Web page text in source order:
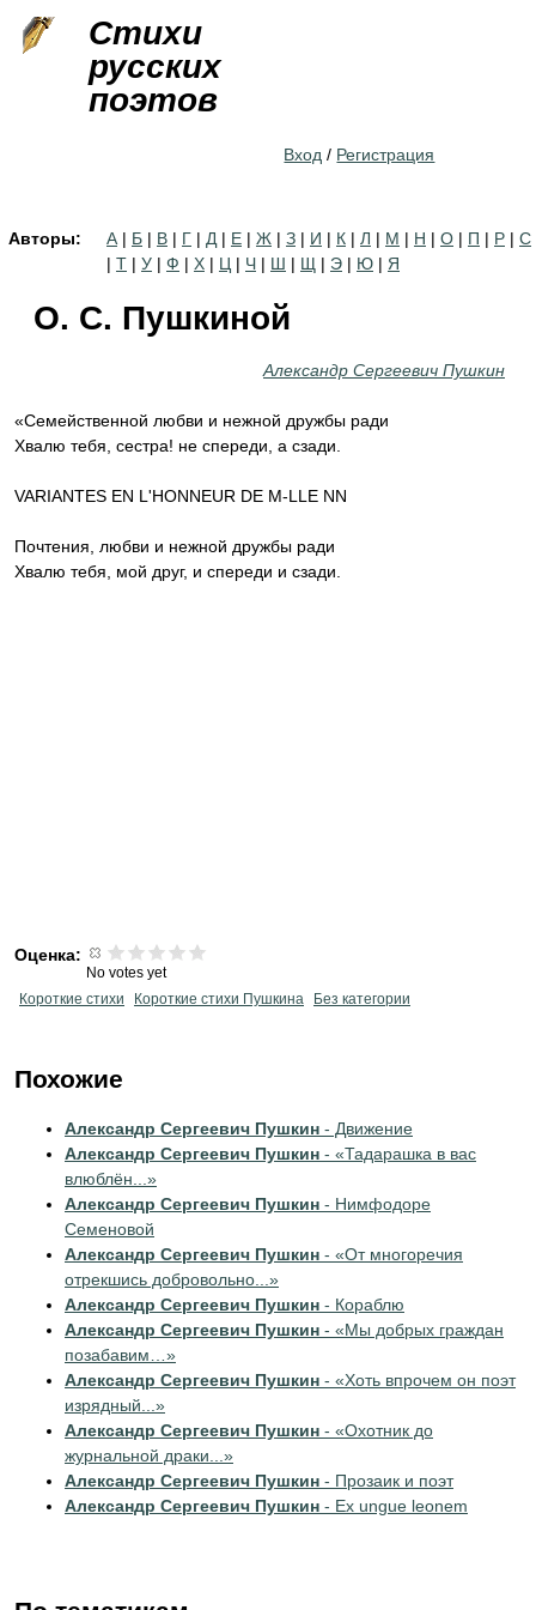
Стихи
русских
поэтов
Вход / Регистрация
Авторы: А | Б | В | Г | Д | Е | Ж | З | И | К | Л | М | Н | О | П | Р | С
| Т | У | Ф | Х | Ц | Ч | Ш | Щ | Э | Ю | Я
О. С. Пушкиной
Александр Сергеевич Пушкин
«Семейственной любви и нежной дружбы ради
Хвалю тебя, сестра! не спереди, а сзади.
VARIANTES EN L'HONNEUR DE M-LLE NN
Почтения, любви и нежной дружбы ради
Хвалю тебя, мой друг, и спереди и сзади.
Оценка:
No votes yet
Короткие стихи
Короткие стихи Пушкина Без категории
Похожие
Александр Сергеевич Пушкин - Движение
Александр Сергеевич Пушкин - «Тадарашка в вас
влюблён...»
Александр Сергеевич Пушкин - Нимфодоре
Семеновой
Александр Сергеевич Пушкин - «От многоречия
отрекшись добровольно...»
Александр Сергеевич Пушкин - Кораблю
Александр Сергеевич Пушкин - «Мы добрых граждан
позабавим…»
Александр Сергеевич Пушкин - «Хоть впрочем он поэт
изрядный...»
Александр Сергеевич Пушкин - «Охотник до
журнальной драки...»
Александр Сергеевич Пушкин - Прозаик и поэт
Александр Сергеевич Пушкин - Ex ungue leonem